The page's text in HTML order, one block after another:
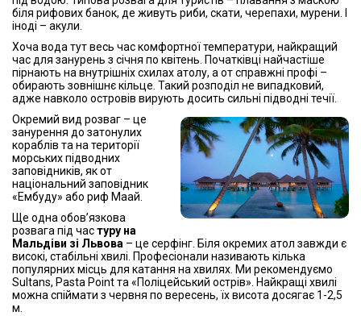
біля рифових банок, де живуть риби, скати, черепахи, мурени. І
іноді – акули.
Хоча вода тут весь час комфортної температури, найкращий
час для занурень з січня по квітень. Початківці найчастіше
пірнають на внутрішніх схилах атолу, а от справжні профі –
обирають зовнішнє кільце. Такий розподіл не випадковий,
адже навколо островів вирують досить сильні підводні течії.
Окремий вид розваг – це
занурення до затонулих
кораблів та на території
морських підводних
заповідників, як от
національний заповідник
«Ембуду» або риф Маай.
Ще одна обов’язкова
розвага під частуру на
Мальдіви зі Львова – це серфінг. Біля окремих атол завжди є
високі, стабільні хвилі. Професіонали називають кілька
популярних місць для катання на хвилях. Ми рекомендуємо
Sultans, Pasta Point та «Поліцейський острів». Найкращі хвилі
можна спіймати з червня по вересень, їх висота досягає 1-2,5
м.